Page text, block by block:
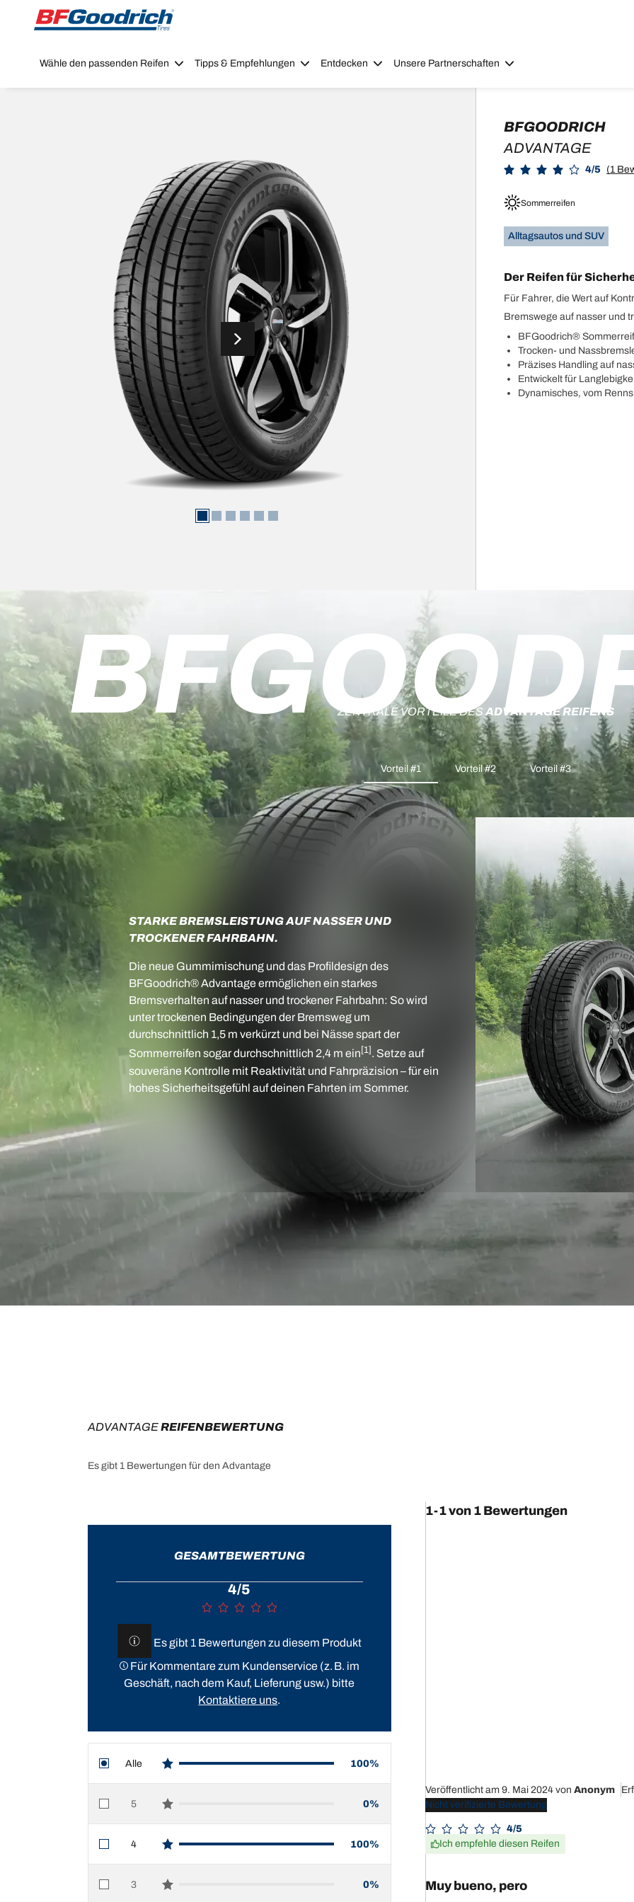
Go to page content Go to page navigation
Wähle den passenden Reifen Tipps & Empfehlungen Entdecken Unsere Partnerschaften
BFGOODRICH
ADVANTAGE
4/5 (1
Sommerreifen
Alltagsautos und SUV
Der Reifen für
Für Fahrer, die Wert auf
Bremswege auf nasser und
BFGoodrich®
Trocken- und
Präzises Handling auf
Entwickelt für
Dynamisches, vom
ZENTRALE VORTEILE DES ADVANTAGE REIFENS
Vorteil #1 Vorteil #2 Vorteil #3
STARKE BREMSLEISTUNG AUF NASSER UND
TROCKENER FAHRBAHN.
Die neue Gummimischung und das Profildesign des
BFGoodrich® Advantage ermöglichen ein starkes
Bremsverhalten auf nasser und trockener Fahrbahn: So wird
unter trockenen Bedingungen der Bremsweg um
durchschnittlich 1,5 m verkürzt und bei Nässe spart der
Sommerreifen sogar durchschnittlich 2,4 m ein[1]. Setze auf
souveräne Kontrolle mit Reaktivität und Fahrpräzision – für ein
hohes Sicherheitsgefühl auf deinen Fahrten im Sommer.
ADVANTAGE REIFENBEWERTUNG
Es gibt 1 Bewertungen für den Advantage
GESAMTBEWERTUNG
4/5
Es gibt 1 Bewertungen zu diesem Produkt
Für Kommentare zum Kundenservice (z. B. im
Geschäft, nach dem Kauf, Lieferung usw.) bitte
Kontaktiere uns.
Alle
star reviews
100%
5
star reviews
0%
4
star reviews
100%
3
star reviews
0%
1-1 von 1 Bewertungen
Veröffentlicht am 9. Mai 2024 von Anonym
Nicht verifizierte Bewertung
4/5
Ich empfehle diesen Reifen
Muy bueno, pero